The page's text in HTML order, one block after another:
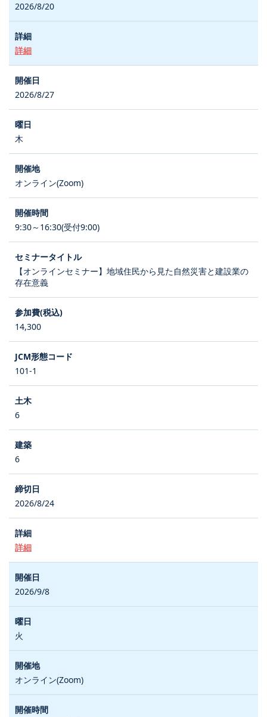
2026/8/20
詳細
2026/8/27
木
オンライン(Zoom)
9:30～16:30(受付9:00)
【オンラインセミナー】地域住民から見た自然災害と建設業の
存在意義
14,300
101-1
6
6
2026/8/24
詳細
2026/9/8
火
オンライン(Zoom)